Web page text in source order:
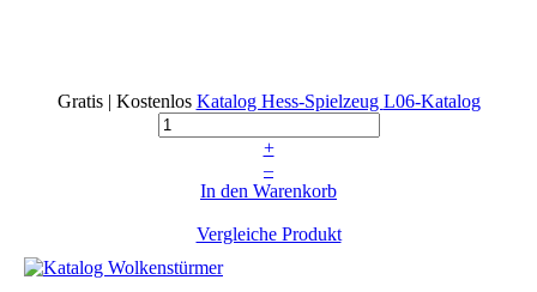
Gratis | Kostenlos Katalog Hess-Spielzeug L06-Katalog
+
–
In den Warenkorb
Vergleiche Produkt